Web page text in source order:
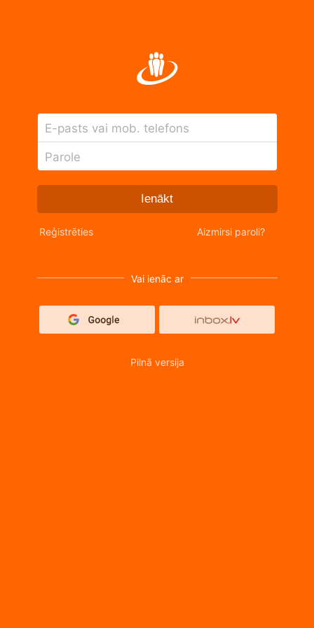
E-pasts vai mob. telefons
Parole
Ienākt
Reģistrēties Aizmirsi paroli?
Vai ienāc ar
Pilnā versija